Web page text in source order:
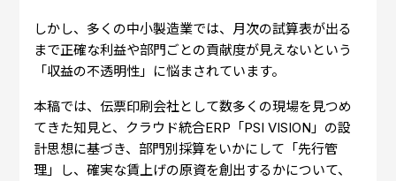
しかし、多くの中小製造業では、月次の試算表が出る
まで正確な利益や部門ごとの貢献度が見えないという
「収益の不透明性」に悩まされています。
本稿では、伝票印刷会社として数多くの現場を見つめ
てきた知見と、クラウド統合ERP「PSI VISION」の設
計思想に基づき、部門別採算をいかにして「先行管
理」し、確実な賃上げの原資を創出するかについて、